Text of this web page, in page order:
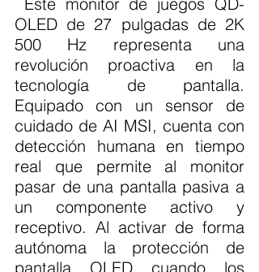
OLED de 27 pulgadas de 2K
500 Hz representa una
revolución proactiva en la
tecnología de pantalla.
Equipado con un sensor de
cuidado de AI MSI, cuenta con
detección humana en tiempo
real que permite al monitor
pasar de una pantalla pasiva a
un componente activo y
receptivo. Al activar de forma
autónoma la protección de
pantalla OLED cuando los